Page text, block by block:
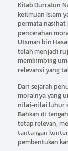
Kitab Durratun
keilmuan Islam
permata nasihat
pencerahan
Utsman bin
telah menjadi
membimbing
relevansi yang
Dari sejarah
moralnya yang
nilai-nilai luhur
Bahkan di
tetap relevan,
tantangan
pembentukan